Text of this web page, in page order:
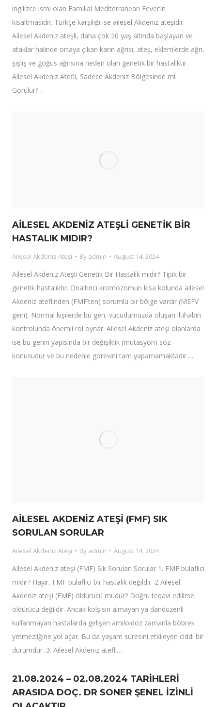
ingilizce ismi olan Familial Mediterranean Fever’ın
kısaltmasıdır. Türkçe karşılığı ise ailesel Akdeniz ateşidir.
Ailesel Akdeniz ateşli, daha çok 20 yaş altında başlayan ve
ataklar halinde ortaya çıkan karın ağrısı, ateş, eklemlerde ağrı,
şişliş ve göğüs ağrısına neden olan genetik bir hastalıktır.
Ailesel Akdeniz Atefli, Sadece Akdeniz Bölgesinde mi
Görülür?…
AİLESEL AKDENİZ ATEŞLİ GENETİK BİR
HASTALIK MIDIR?
Ailesel Akdeniz Ateşi By admin August 14, 2024
Ailesel Akdeniz Ateşli Genetik Bir Hastalık mıdır? Tipik bir
genetik hastalıktır. Onaltıncı kromozomun kısa kolunda ailesel
Akdeniz ateflinden (FMF’ten) sorumlu bir bölge vardır (MEFV
geni). Normal kişilerde bu gen, vücudumuzda oluşan iltihabın
kontrolunda önemli rol oynar. Ailesel Akdeniz ateşi olanlarda
ise bu genin yapısında bir değişiklik (mutasyon) söz
konusudur ve bu nedenle görevini tam yapamamaktadır.…
AİLESEL AKDENİZ ATEŞİ (FMF) SIK
SORULAN SORULAR
Ailesel Akdeniz Ateşi By admin August 14, 2024
Ailesel Akdeniz ateşi (FMF) Sık Sorulan Sorular 1. FMF bulaflıcı
mıdır? Hayır, FMF bulaflıcı bir hastalık değildir. 2 Ailesel
Akdeniz ateşi (FMF) öldürücü müdür? Doğru tedavi edilirse
öldürücü değildir. Ancak kolşisin almayan ya dandüzenli
kullanmayan hastalarda gelişen amiloidoz zamanla böbrek
yetmezliğine yol açar. Bu da yaşam süresini etkileyen ciddi bir
durumdur. 3. Ailesel Akdeniz atefli…
21.08.2024 – 02.08.2024 TARİHLERİ
ARASIDA DOÇ. DR SONER ŞENEL İZİNLİ